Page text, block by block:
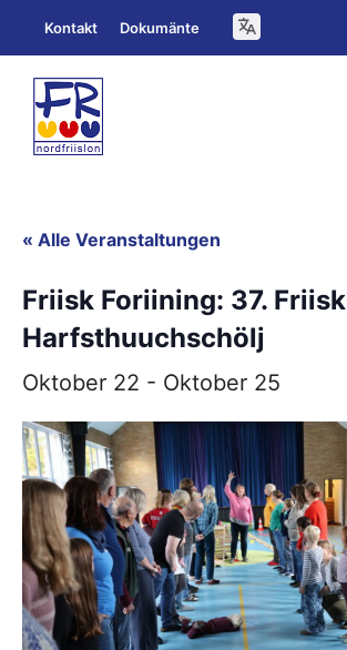
Inhalt
springen
Kontakt Dokumänte
« Alle Veranstaltungen
Friisk Foriining: 37. Friisk
Harfsthuuchschölj
Oktober 22 - Oktober 25